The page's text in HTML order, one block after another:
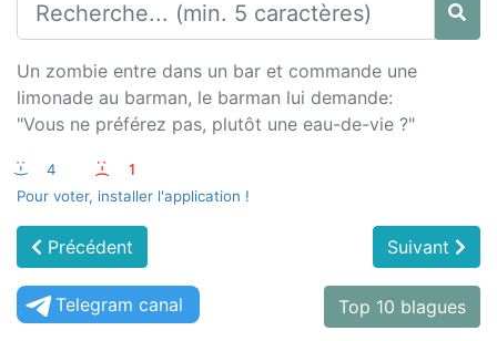
Un zombie entre dans un bar et commande une
limonade au barman, le barman lui demande:
"Vous ne préférez pas, plutôt une eau-de-vie ?"
:-) 4 :-(
1
Pour voter, installer l'application !
Précédent Suivant
Telegram canal Top 10 blagues